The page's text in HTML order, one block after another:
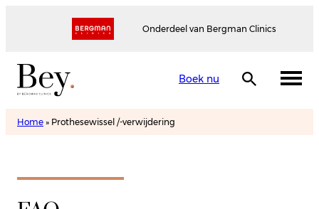
Onderdeel van Bergman Clinics
Boek nu
Home » Prothesewissel /-verwijdering